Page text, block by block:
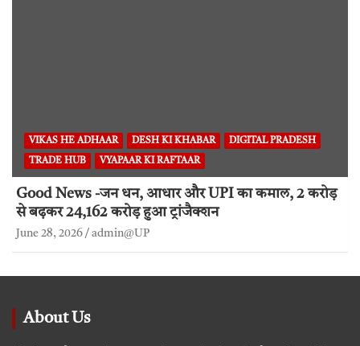
VIKAS HE ADHAAR DESH KI KHABAR DIGITAL PRADESH
TRADE HUB VYAPAAR KI RAFTAAR
Good News -जन धन, आधार और UPI का कमाल, 2 करोड़
से बढ़कर 24,162 करोड़ हुआ ट्रांजैक्शन
June 28, 2026 admin@UP
About Us